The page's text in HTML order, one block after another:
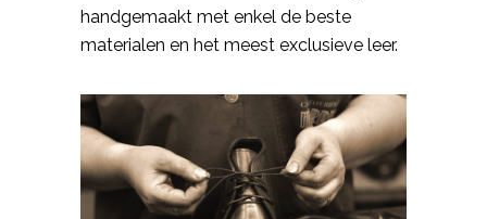
handgemaakt met enkel de beste
materialen en het meest exclusieve leer.